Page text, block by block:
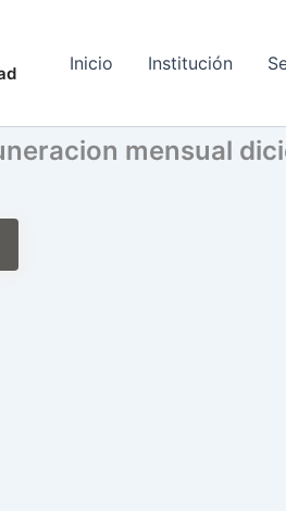
Inicio Institución
mensual